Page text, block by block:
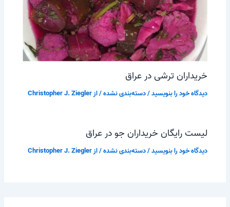
خریداران ترشی در عراق
دیدگاه‌ خود را بنویسید/دسته‌بندی نشده/ ازChristopher J. Ziegler
لیست رایگان خریداران جو در عراق
دیدگاه‌ خود را بنویسید/دسته‌بندی نشده/ ازChristopher J. Ziegler